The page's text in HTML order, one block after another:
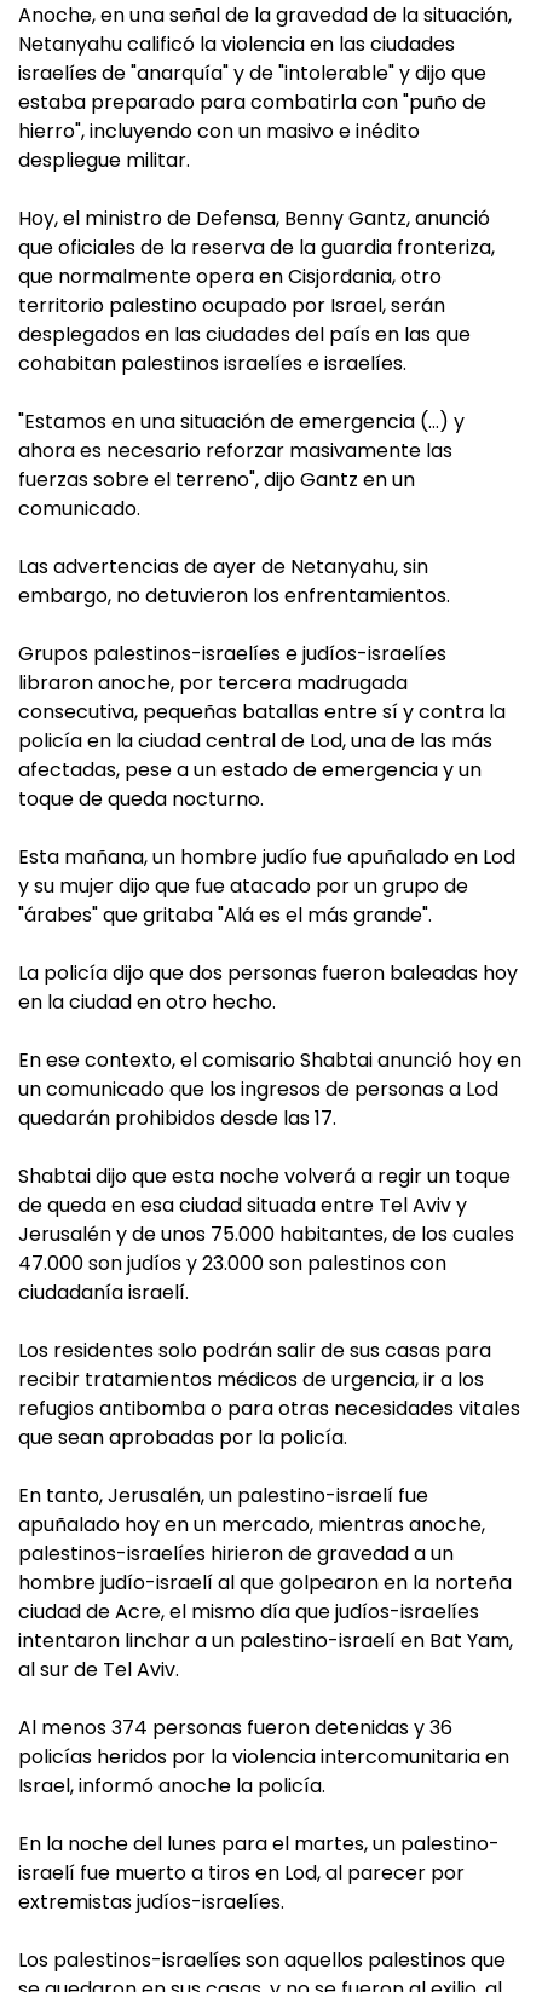
Anoche, en una señal de la gravedad de la situación,
Netanyahu calificó la violencia en las ciudades
israelíes de "anarquía" y de "intolerable" y dijo que
estaba preparado para combatirla con "puño de
hierro", incluyendo con un masivo e inédito
despliegue militar.
Hoy, el ministro de Defensa, Benny Gantz, anunció
que oficiales de la reserva de la guardia fronteriza,
que normalmente opera en Cisjordania, otro
territorio palestino ocupado por Israel, serán
desplegados en las ciudades del país en las que
cohabitan palestinos israelíes e israelíes.
"Estamos en una situación de emergencia (…) y
ahora es necesario reforzar masivamente las
fuerzas sobre el terreno", dijo Gantz en un
comunicado.
Las advertencias de ayer de Netanyahu, sin
embargo, no detuvieron los enfrentamientos.
Grupos palestinos-israelíes e judíos-israelíes
libraron anoche, por tercera madrugada
consecutiva, pequeñas batallas entre sí y contra la
policía en la ciudad central de Lod, una de las más
afectadas, pese a un estado de emergencia y un
toque de queda nocturno.
Esta mañana, un hombre judío fue apuñalado en Lod
y su mujer dijo que fue atacado por un grupo de
"árabes" que gritaba "Alá es el más grande".
La policía dijo que dos personas fueron baleadas hoy
en la ciudad en otro hecho.
En ese contexto, el comisario Shabtai anunció hoy en
un comunicado que los ingresos de personas a Lod
quedarán prohibidos desde las 17.
Shabtai dijo que esta noche volverá a regir un toque
de queda en esa ciudad situada entre Tel Aviv y
Jerusalén y de unos 75.000 habitantes, de los cuales
47.000 son judíos y 23.000 son palestinos con
ciudadanía israelí.
Los residentes solo podrán salir de sus casas para
recibir tratamientos médicos de urgencia, ir a los
refugios antibomba o para otras necesidades vitales
que sean aprobadas por la policía.
En tanto, Jerusalén, un palestino-israelí fue
apuñalado hoy en un mercado, mientras anoche,
palestinos-israelíes hirieron de gravedad a un
hombre judío-israelí al que golpearon en la norteña
ciudad de Acre, el mismo día que judíos-israelíes
intentaron linchar a un palestino-israelí en Bat Yam,
al sur de Tel Aviv.
Al menos 374 personas fueron detenidas y 36
policías heridos por la violencia intercomunitaria en
Israel, informó anoche la policía.
En la noche del lunes para el martes, un palestino-
israelí fue muerto a tiros en Lod, al parecer por
extremistas judíos-israelíes.
Los palestinos-israelíes son aquellos palestinos que